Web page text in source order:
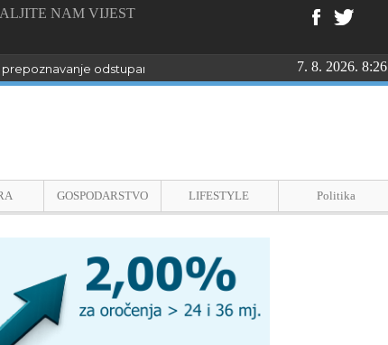
NAM VIJEST
odstupanja može biti ključno za razvoj djeteta
7. 8. 2026. 8:26
GOSPODARSTVO LIFESTYLE Politika